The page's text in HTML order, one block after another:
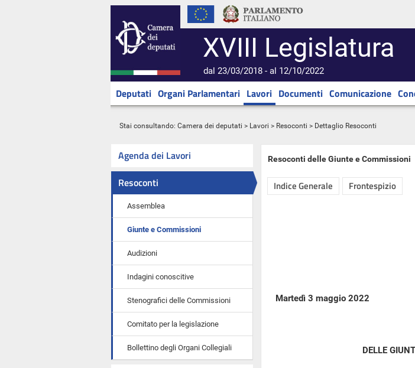
XVIII Legislatura
dal 23/03/2018 - al 12/10/2022
Deputati Organi Parlamentari Lavori Documenti Comunicazione
Stai consultando: Camera dei deputati > Lavori > Resoconti > Dettaglio Resoconti
Agenda dei Lavori
Resoconti
Assemblea
Giunte e Commissioni
Audizioni
Indagini conoscitive
Stenografici delle Commissioni
Comitato per la legislazione
Bollettino degli Organi Collegiali
Resoconti delle Giunte e Commissioni
Indice Generale Frontespizio
Martedì 3 maggio 2022
DELLE